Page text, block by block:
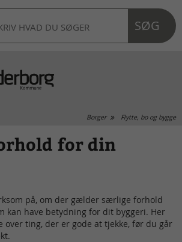
SØG
Borger Flytte, bo og bygge
for din
på, om der gælder særlige forhold
kan have betydning for dit byggeri. Her
over ting, der er gode at tjekke, før du går